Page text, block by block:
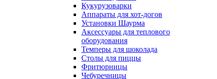
Кукурузоварки
Аппараты для хот-догов
Установки Шаурма
Аксессуары для теплового
оборудования
Темперы для шоколада
Столы для пиццы
Фритюрницы
Чебуречницы